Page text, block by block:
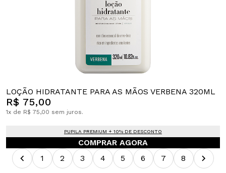
LOÇÃO HIDRATANTE PARA AS MÃOS VERBENA 320ML
R$ 75,00
1x de R$ 75,00 sem juros.
PUPILA PREMIUM + 10% DE DESCONTO
COMPRAR AGORA
1
2 3 4 5 6 7 8